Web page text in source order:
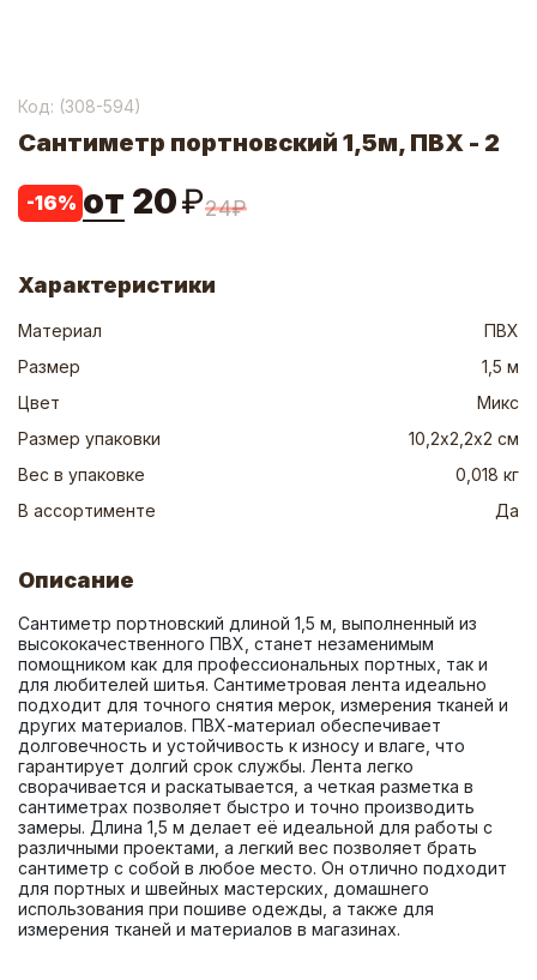
Код: (308-594)
Сантиметр портновский 1,5м, ПВХ - 2
-16% от 20₽24₽
Характеристики
Материал
ПВХ
Размер
1,5 м
Цвет
Микс
Размер упаковки
10,2х2,2х2 см
Вес в упаковке
0,018 кг
В ассортименте
Да
Описание
Сантиметр портновский длиной 1,5 м, выполненный из
высококачественного ПВХ, станет незаменимым
помощником как для профессиональных портных, так и
для любителей шитья. Сантиметровая лента идеально
подходит для точного снятия мерок, измерения тканей и
других материалов. ПВХ-материал обеспечивает
долговечность и устойчивость к износу и влаге, что
гарантирует долгий срок службы. Лента легко
сворачивается и раскатывается, а четкая разметка в
сантиметрах позволяет быстро и точно производить
замеры. Длина 1,5 м делает её идеальной для работы с
различными проектами, а легкий вес позволяет брать
сантиметр с собой в любое место. Он отлично подходит
для портных и швейных мастерских, домашнего
использования при пошиве одежды, а также для
измерения тканей и материалов в магазинах.